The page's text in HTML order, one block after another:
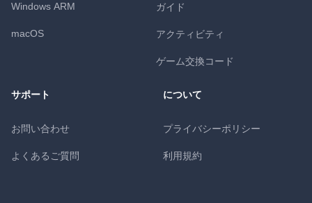
Windows ARM
macOS
ガイド
アクティビティ
ゲーム交換コード
サポート
お問い合わせ
よくあるご質問
について
プライバシーポリシー
利用規約